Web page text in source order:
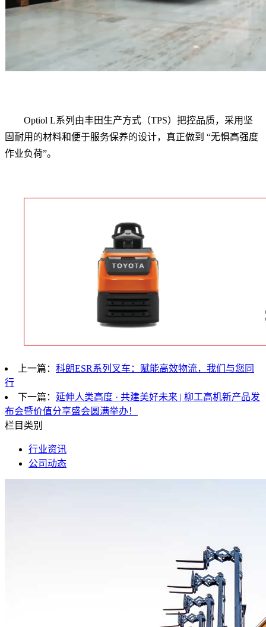
Optiol L系列由丰田生产方式（TPS）把控品质，采用坚
固耐用的材料和便于服务保养的设计，真正做到 “无惧高强度
作业负荷”。
上一篇： 科朗ESR系列叉车：赋能高效物流，我们与您同
行
下一篇： 延伸人类高度 · 共建美好未来 | 柳工高机新产品发
布会暨价值分享盛会圆满举办！
栏目类别
行业资讯
公司动态